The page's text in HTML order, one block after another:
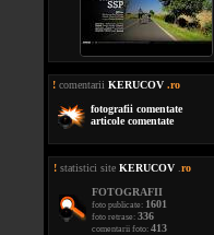
! comentarii KERUCOV .ro
fotografii comentate
articole comentate
! statistici site KERUCOV ro
FOTOGRAFII
foto publicate: 1601
foto retrase: 336
comentarii foto: 413